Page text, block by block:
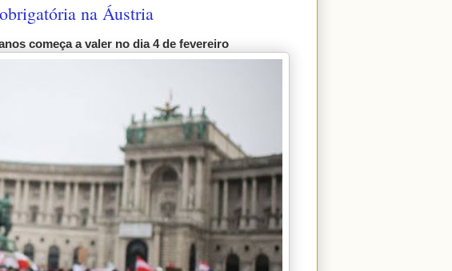
na Áustria
começa a valer no dia 4 de fevereiro